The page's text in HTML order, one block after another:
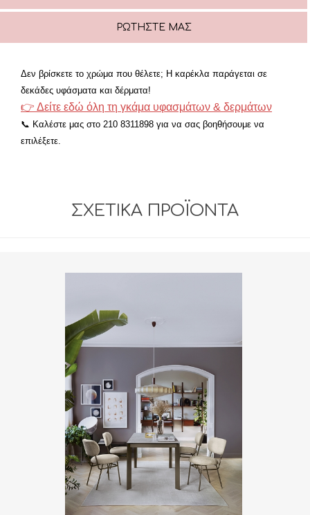
ΡΩΤΉΣΤΕ ΜΑΣ
Δεν βρίσκετε το χρώμα που θέλετε; Η καρέκλα παράγεται σε
δεκάδες υφάσματα και δέρματα!
👉 Δείτε εδώ όλη τη γκάμα υφασμάτων & δερμάτων
📞 Καλέστε μας στο 210 8311898 για να σας βοηθήσουμε να
επιλέξετε.
ΣΧΕΤΙΚΆ ΠΡΟΪΌΝΤΑ